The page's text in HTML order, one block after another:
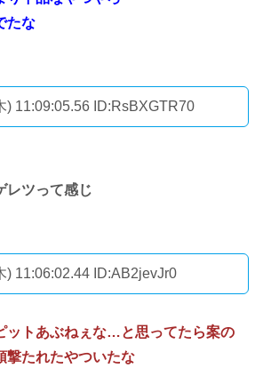
たな
) 11:09:05.56 ID:RsBXGTR70
レツって感じ
) 11:06:02.44 ID:AB2jevJr0
ットあぶねぇな…と思ってたら案の
撃たれたやついたな